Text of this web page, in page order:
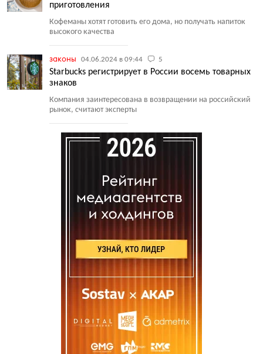
приготовления
Кофеманы хотят готовить его дома, но получать напиток
высокого качества
законы 04.06.2024 в 09:44 5
Starbucks регистрирует в России восемь товарных
знаков
Компания заинтересована в возвращении на российский
рынок, считают эксперты